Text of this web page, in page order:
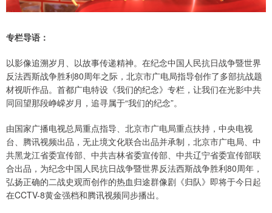
专栏导语：
以影像追溯岁月、以故事传递精神。在纪念中国人民抗日战争暨世界
反法西斯战争胜利80周年之际，北京市广电局指导创作了多部抗战题
材视听作品。首都广电特设《我们的纪念》专栏，让我们在光影中共
同回望那段峥嵘岁月，追寻属于“我们的纪念”。
由国家广播电视总局重点指导、北京市广电局重点扶持，中央电视
台、腾讯视频出品，无止境文化联合出品并承制，北京市广电局、中
共黑龙江省委宣传部、中共吉林省委宣传部、中共辽宁省委宣传部联
合出品，为纪念中国人民抗日战争暨世界反法西斯战争胜利80周年，
弘扬正确的二战史观而创作的热血归途群像剧《归队》即将于今日起
在CCTV-8黄金强档和腾讯视频同步播出。